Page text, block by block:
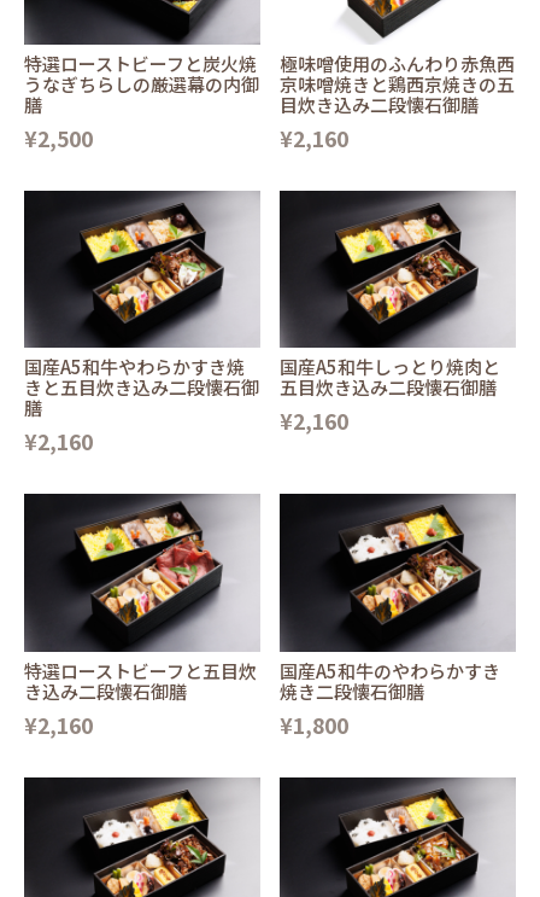
特選ローストビーフと炭火焼
うなぎちらしの厳選幕の内御
膳
¥2,500
極味噌使用のふんわり赤魚西
京味噌焼きと鶏西京焼きの五
目炊き込み二段懐石御膳
¥2,160
国産A5和牛やわらかすき焼
きと五目炊き込み二段懐石御
膳
¥2,160
国産A5和牛しっとり焼肉と
五目炊き込み二段懐石御膳
¥2,160
特選ローストビーフと五目炊
き込み二段懐石御膳
¥2,160
国産A5和牛のやわらかすき
焼き二段懐石御膳
¥1,800